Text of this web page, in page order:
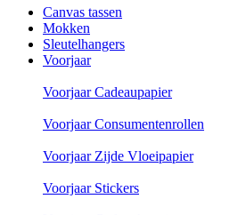
Canvas tassen
Mokken
Sleutelhangers
Voorjaar
Voorjaar Cadeaupapier
Voorjaar Consumentenrollen
Voorjaar Zijde Vloeipapier
Voorjaar Stickers